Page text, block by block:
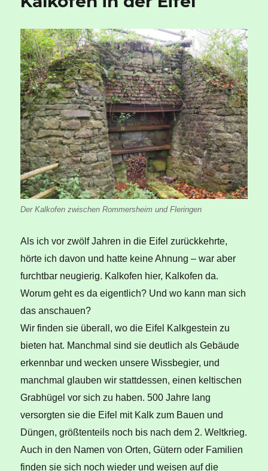
Der Kalkofen zwischen Rommersheim und Fleringen
Als ich vor zwölf Jahren in die Eifel zurückkehrte,
hörte ich davon und hatte keine Ahnung – war aber
furchtbar neugierig. Kalkofen hier, Kalkofen da.
Worum geht es da eigentlich? Und wo kann man sich
das anschauen?
Wir finden sie überall, wo die Eifel Kalkgestein zu
bieten hat. Manchmal sind sie deutlich als Gebäude
erkennbar und wecken unsere Wissbegier, und
manchmal glauben wir stattdessen, einen keltischen
Grabhügel vor sich zu haben. 500 Jahre lang
versorgten sie die Eifel mit Kalk zum Bauen und
Düngen, größtenteils noch bis nach dem 2. Weltkrieg.
Auch in den Namen von Orten, Gütern oder Familien
finden sie sich noch wieder und weisen auf die